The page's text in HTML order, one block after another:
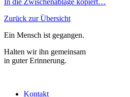
In die Zwischenablage kopiert…
Zurück zur Übersicht
Ein Mensch ist gegangen.
Halten wir ihn gemeinsam
in guter Erinnerung.
Kontakt